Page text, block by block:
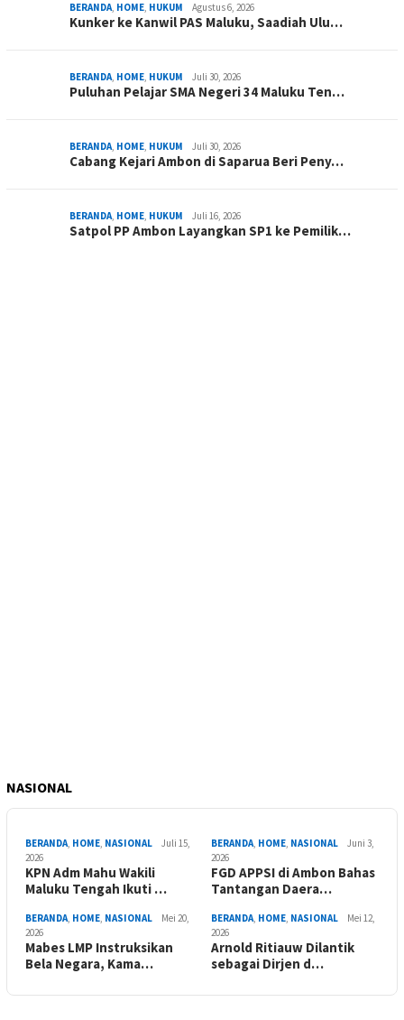
BERANDA, HOME, HUKUM Agustus 6, 2026
Kunker ke Kanwil PAS Maluku, Saadiah Ulu…
BERANDA, HOME, HUKUM Juli 30, 2026
Puluhan Pelajar SMA Negeri 34 Maluku Ten…
BERANDA, HOME, HUKUM Juli 30, 2026
Cabang Kejari Ambon di Saparua Beri Peny…
BERANDA, HOME, HUKUM Juli 16, 2026
Satpol PP Ambon Layangkan SP1 ke Pemilik…
NASIONAL
BERANDA, HOME, NASIONAL
Juli 15,
2026
KPN Adm Mahu Wakili
Maluku Tengah Ikuti …
BERANDA, HOME, NASIONAL
Juni 3,
2026
FGD APPSI di Ambon Bahas
Tantangan Daera…
BERANDA, HOME, NASIONAL
Mei 20,
2026
Mabes LMP Instruksikan
Bela Negara, Kama…
BERANDA, HOME, NASIONAL
Mei 12,
2026
Arnold Ritiauw Dilantik
sebagai Dirjen d…